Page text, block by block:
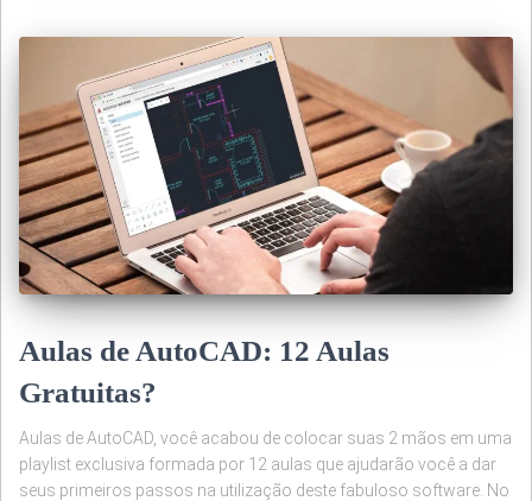
Aulas de AutoCAD: 12 Aulas
Gratuitas?
Aulas de AutoCAD, você acabou de colocar suas 2 mãos em uma
playlist exclusiva formada por 12 aulas que ajudarão você a dar
seus primeiros passos na utilização deste fabuloso software. No